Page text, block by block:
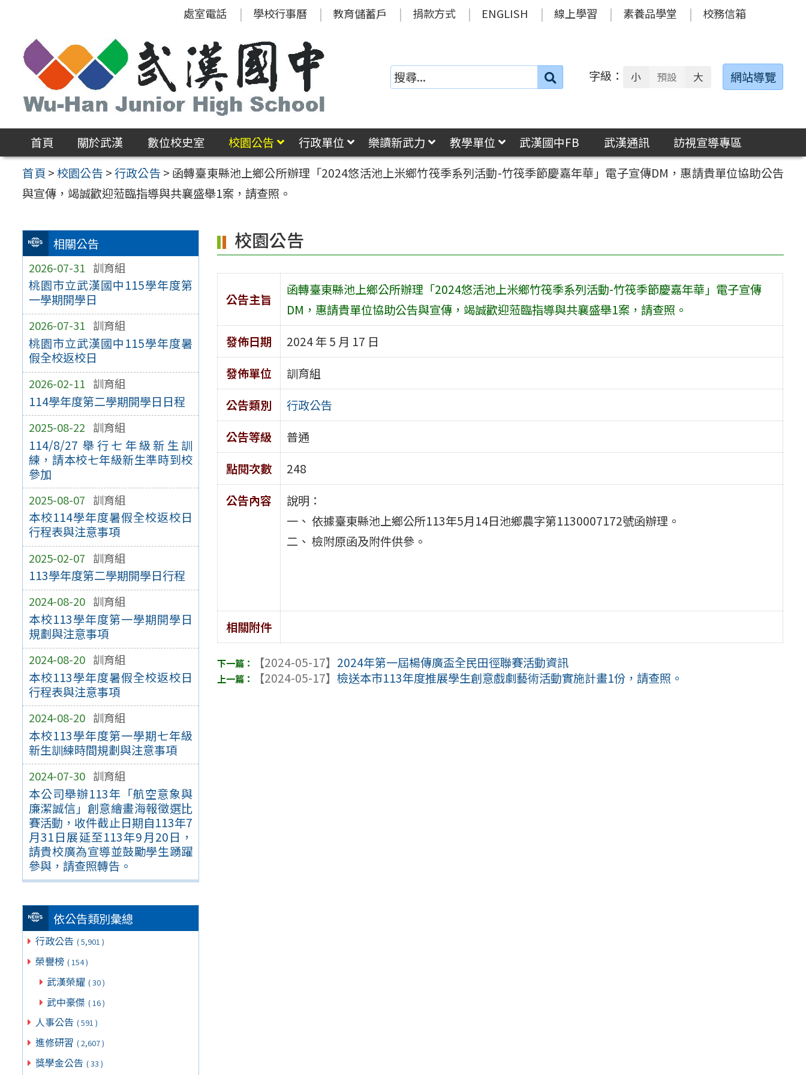
區
處室電話 學校行事曆 教育儲蓄戶 捐款方式 ENGLISH 線上學習 素養品學堂 校務信箱
搜
字級： 小 預設 大 網站導覽
首頁 關於武漢 數位校史室 校園公告 行政單位 樂讀新武力 教學單位 武漢國中FB 武漢通訊
訪視宣導專區
首頁 >校園公告 >行政公告 > 函轉臺東縣池上鄉公所辦理「2024悠活池上米鄉竹筏季系列活動-竹筏季節慶嘉年華」電子宣傳DM，惠請貴單位協助公告
與宣傳，竭誠歡迎蒞臨指導與共襄盛舉1案，請查照。
相關公告
2026-07-31 訓育組
桃園市立武漢國中115學年度第
一學期開學日
2026-07-31 訓育組
桃園市立武漢國中115學年度暑
假全校返校日
2026-02-11 訓育組
114學年度第二學期開學日日程
2025-08-22 訓育組
114/8/27 舉行七年級新生訓
練，請本校七年級新生準時到校
參加
2025-08-07 訓育組
本校114學年度暑假全校返校日
行程表與注意事項
2025-02-07 訓育組
113學年度第二學期開學日行程
2024-08-20 訓育組
本校113學年度第一學期開學日
規劃與注意事項
2024-08-20 訓育組
本校113學年度暑假全校返校日
行程表與注意事項
2024-08-20 訓育組
本校113學年度第一學期七年級
新生訓練時間規劃與注意事項
2024-07-30 訓育組
本公司舉辦113年「航空意象與
廉潔誠信」創意繪畫海報徵選比
賽活動，收件截止日期自113年7
月31日展延至113年9月20日，
請貴校廣為宣導並鼓勵學生踴躍
參與，請查照轉告。
依公告類別彙總
行政公告 ( 5,901 )
榮譽榜 ( 154 )
武漢榮耀 ( 30 )
武中豪傑 ( 16 )
人事公告 ( 591 )
進修研習 ( 2,607 )
獎學金公告 ( 33 )
校園公告
公告主旨
函轉臺東縣池上鄉公所辦理「2024悠活池上米鄉竹筏季系列活動-竹筏季節慶嘉年華」電子宣傳
DM，惠請貴單位協助公告與宣傳，竭誠歡迎蒞臨指導與共襄盛舉1案，請查照。
發佈日期
2024 年 5 月 17 日
發佈單位
訓育組
公告類別
行政公告
公告等級
普通
點閱次數
248
公告內容
說明：
一、 依據臺東縣池上鄉公所113年5月14日池鄉農字第1130007172號函辦理。
二、 檢附原函及附件供參。
相關附件
【2024-05-17】 2024年第一屆楊傳廣盃全民田徑聯賽活動資訊
【2024-05-17】檢送本市113年度推展學生創意戲劇藝術活動實施計畫1份，請查照。